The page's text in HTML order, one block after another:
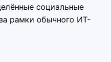
социальные
рамки обычного ИТ-